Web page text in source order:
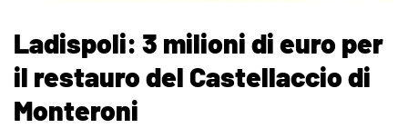
Ladispoli: 3 milioni di euro per
il restauro del Castellaccio di
Monteroni